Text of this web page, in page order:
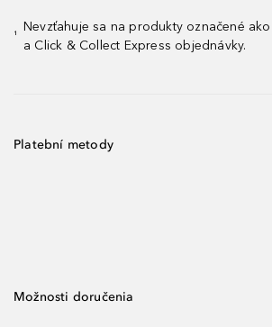
¹
Nevzťahuje sa na produkty označené
a Click & Collect Express objednávky.
Platební metody
Možnosti doručenia